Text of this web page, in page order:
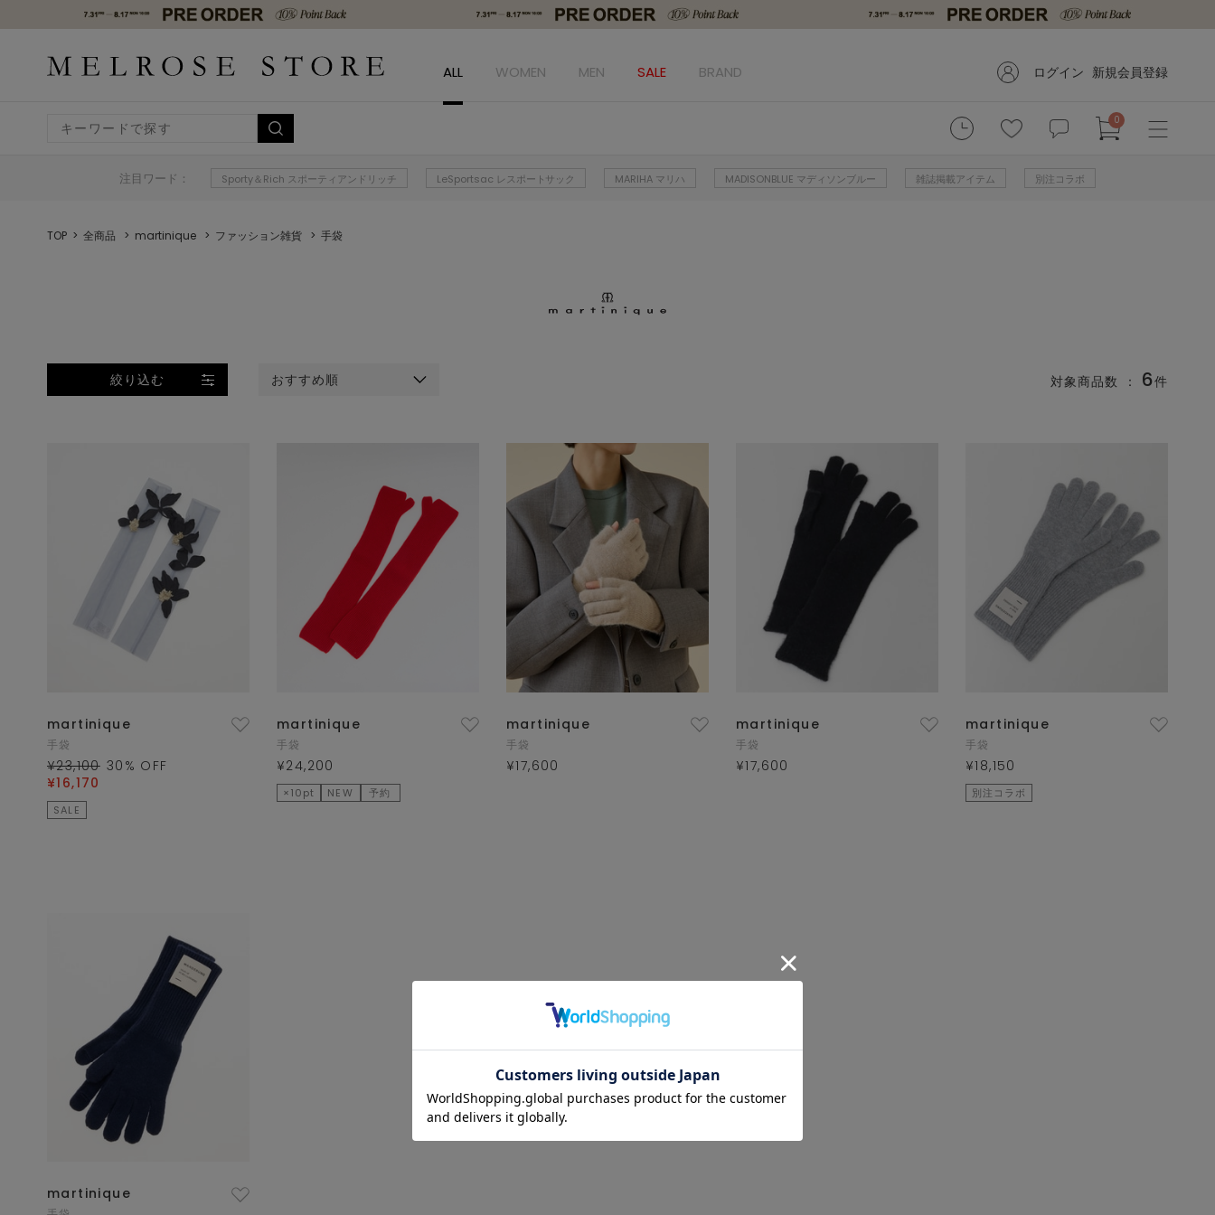
ALL WOMEN MEN SALE BRAND ログイン 新規会員登録
0
注目ワード： Sporty＆Rich スポーティアンドリッチ LeSportsac レスポートサック MARIHA マリハ MADISONBLUE マディソンブルー 雑誌掲載アイテム 別注コラボ
TOP 全商品 martinique ファッション雑貨 手袋
絞り込む おすすめ順 対象商品数 ： 6件
martinique
手袋
¥23,100 30 % OFF
¥16,170
SALE
martinique
手袋
¥24,200
×10pt NEW 予約
martinique
手袋
¥17,600
martinique
手袋
¥17,600
martinique
手袋
¥18,150
別注コラボ
martinique